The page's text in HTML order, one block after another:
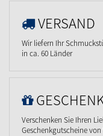
VERSAND
Wir liefern Ihr
in ca. 60 Länder
Verschenken Sie Ihren
Geschenkgutscheine von